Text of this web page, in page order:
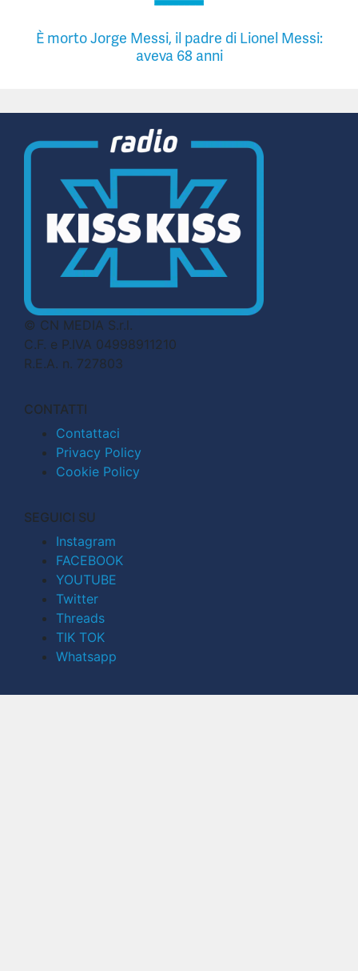
È morto Jorge Messi, il padre di Lionel Messi:
aveva 68 anni
© CN MEDIA S.r.l.
C.F. e P.IVA 04998911210
R.E.A. n. 727803
CONTATTI
Contattaci
Privacy Policy
Cookie Policy
SEGUICI SU
Instagram
FACEBOOK
YOUTUBE
Twitter
Threads
TIK TOK
Whatsapp